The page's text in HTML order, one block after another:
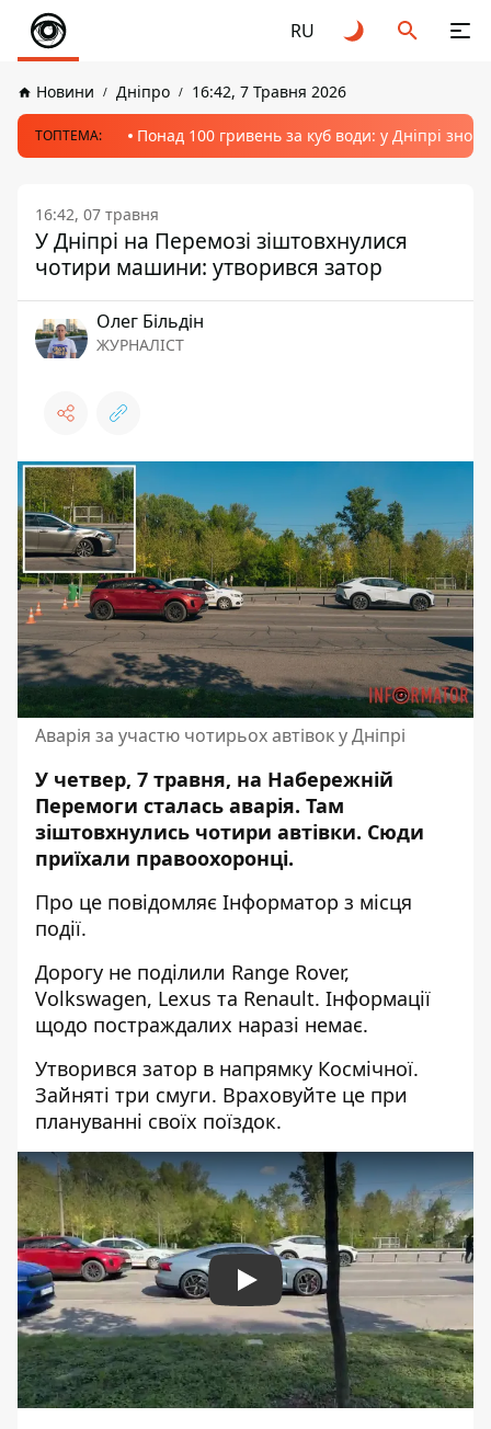
RU
Новини Дніпро 16:42, 7 Травня 2026
ТОПТЕМА: Понад 100 гривень за куб води: у Дніпрі
16:42, 07 травня
У Дніпрі на Перемозі зіштовхнулися
чотири машини: утворився затор
Олег Більдін
ЖУРНАЛІСТ
Аварія за участю чотирьох автівок у Дніпрі
У четвер, 7 травня, на Набережній
Перемоги сталась аварія. Там
зіштовхнулись чотири автівки. Сюди
приїхали правоохоронці.
Про це повідомляє Інформатор з місця
події.
Дорогу не поділили Range Rover,
Volkswagen, Lexus та Renault. Інформації
щодо постраждалих наразі немає.
Утворився затор в напрямку Космічної.
Зайняті три смуги. Враховуйте це при
плануванні своїх поїздок.
Play